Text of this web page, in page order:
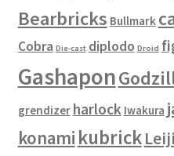
Bearbricks Bullmark
Cobra Die-cast diplodo Droid
Gashapon
grendizer harlock Iwakura
konami kubrick